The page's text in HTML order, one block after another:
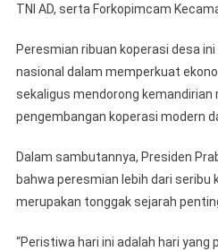
TNI AD, serta Forkopimcam
Peresmian ribuan koperasi desa
nasional dalam memperkuat
sekaligus mendorong kemandirian
pengembangan koperasi modern
Dalam sambutannya, Presiden
bahwa peresmian lebih dari
merupakan tonggak sejarah
“Peristiwa hari ini adalah hari yang